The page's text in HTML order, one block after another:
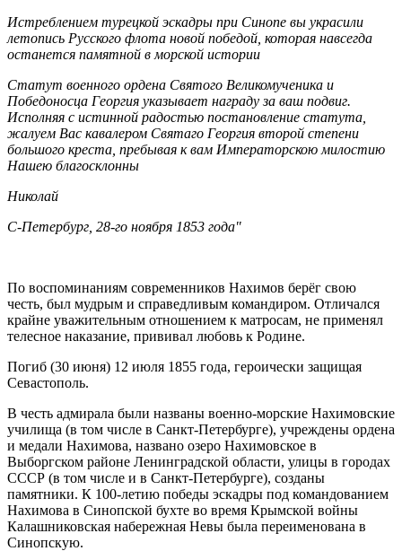
Истреблением турецкой эскадры при Синопе вы украсили
летопись Русского флота новой победой, которая навсегда
останется памятной в морской истории
Статут военного ордена Святого Великомученика и
Победоносца Георгия указывает награду за ваш подвиг.
Исполняя с истинной радостью постановление статута,
жалуем Вас кавалером Святаго Георгия второй степени
большого креста, пребывая к вам Императорскою милостию
Нашею благосклонны
Николай
С-Петербург, 28-го ноября 1853 года"
По воспоминаниям современников Нахимов берёг свою
честь, был мудрым и справедливым командиром. Отличался
крайне уважительным отношением к матросам, не применял
телесное наказание, прививал любовь к Родине.
Погиб (30 июня) 12 июля 1855 года, героически защищая
Севастополь.
В честь адмирала были названы военно-морские Нахимовские
училища (в том числе в Санкт-Петербурге), учреждены ордена
и медали Нахимова, названо озеро Нахимовское в
Выборгском районе Ленинградской области, улицы в городах
СССР (в том числе и в Санкт-Петербурге), созданы
памятники. К 100-летию победы эскадры под командованием
Нахимова в Синопской бухте во время Крымской войны
Калашниковская набережная Невы была переименована в
Синопскую.